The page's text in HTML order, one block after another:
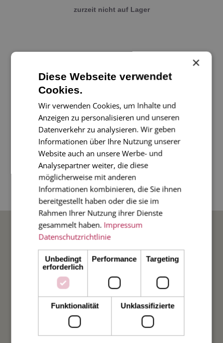
zurzeit nicht auf Lager
Die Weihnachtsseife "Zirbe" von Seifen Haag ist da!
Verpackt im wunderschönen bordeaux-roten
Geschenkkarton.
Jede Seife ist ein Unikat. Die Seifen sind vegan und
die Inhaltsstoffe zertifiziert nach Cosmos Certified,
RSPO und Rainforest Alliance. Produziert in reiner
Handarbeit in der Seifenfabrik in Stuttgart
Feuerbach.
Die Seife wiegt 140g.
BELIEBTE ANLÄSSE
Hochzeit
Weihnachten
Geburt
×
Diese Webseite verwendet
Cookies.
Wir verwenden Cookies, um Inhalte und
Anzeigen zu personalisieren und unseren
Datenverkehr zu analysieren. Wir geben
Informationen über Ihre Nutzung unserer
Website auch an unsere Werbe- und
Analysepartner weiter, die diese
möglicherweise mit anderen
Informationen kombinieren, die Sie ihnen
bereitgestellt haben oder die sie im
Rahmen Ihrer Nutzung ihrer Dienste
gesammelt haben. Impressum
Datenschutzrichtlinie
Unbedingt
erforderlich
Performance Targeting
Funktionalität Unklassifizierte